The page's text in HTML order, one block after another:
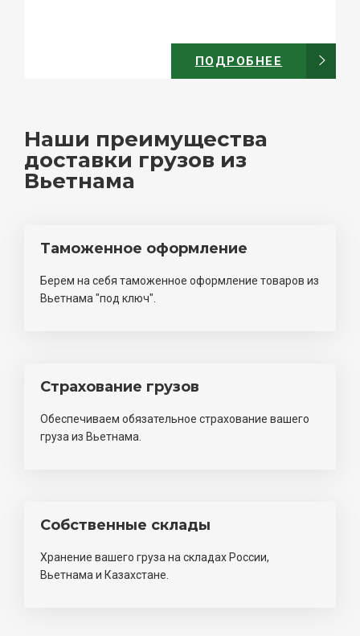
ПОДРОБНЕЕ
Наши преимущества
доставки грузов из
Вьетнама
Таможенное оформление
Берем на себя таможенное оформление товаров из
Вьетнама "под ключ".
Страхование грузов
Обеспечиваем обязательное страхование вашего
груза из Вьетнама.
Собственные склады
Хранение вашего груза на складах России,
Вьетнама и Казахстане.